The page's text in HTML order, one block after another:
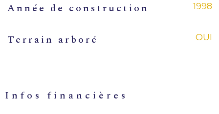
Année de construction 1998
Terrain arboré OUI
infos financières